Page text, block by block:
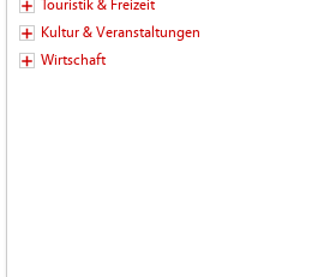
Touristik & Freizeit
Kultur & Veranstaltungen
Wirtschaft